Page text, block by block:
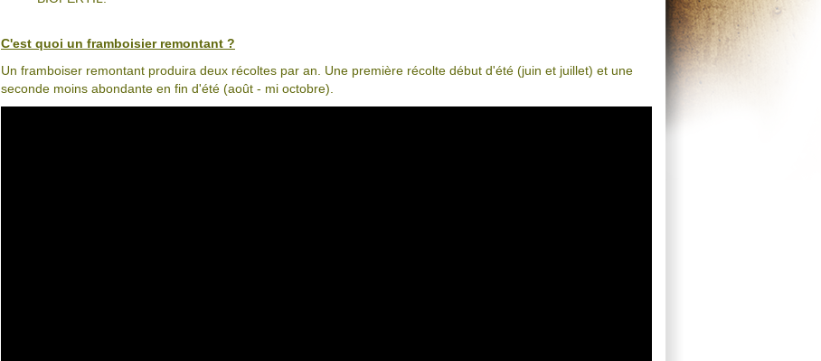
C'est quoi un framboisier remontant ?
Un framboiser remontant produira deux récoltes par an. Une première récolte début d'été (juin et juillet) et une
seconde moins abondante en fin d'été (août - mi octobre).